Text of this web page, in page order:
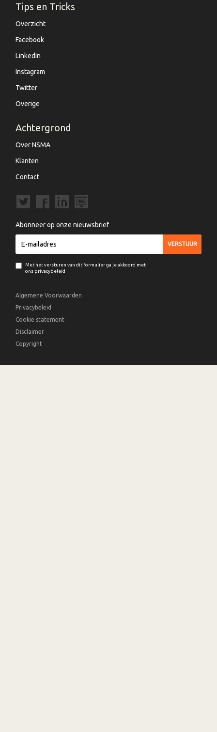
Tips en Tricks
Overzicht
Facebook
LinkedIn
Instagram
Twitter
Overige
Achtergrond
Over NSMA
Klanten
Contact
Abonneer op onze nieuwsbrief
Met het versturen van dit formulier ga je akkoord met
ons privacybeleid
Algemene Voorwaarden
Privacybeleid
Cookie statement
Disclaimer
Copyright